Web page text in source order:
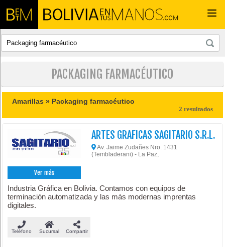
PACKAGING FARMACÉUTICO
Amarillas » Packaging farmacéutico
2 resultados
Ver más
ARTES GRAFICAS SAGITARIO S.R.L.
Av. Jaime Zudañes Nro. 1431
(Tembladerani) - La Paz,
Industria Gráfica en Bolivia. Contamos con equipos de
terminación automatizada y las más modernas imprentas
digitales.
Teléfono Sucursal Compartir